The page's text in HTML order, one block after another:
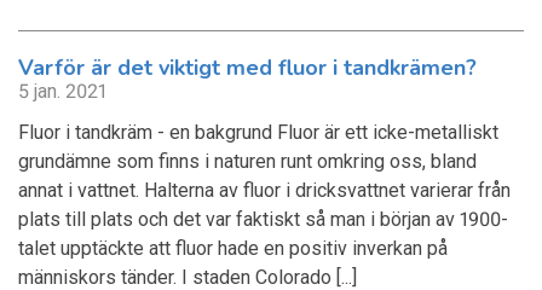
Varför är det viktigt med fluor i tandkrämen?
5 jan. 2021
Fluor i tandkräm - en bakgrund Fluor är ett icke-metalliskt
grundämne som finns i naturen runt omkring oss, bland
annat i vattnet. Halterna av fluor i dricksvattnet varierar från
plats till plats och det var faktiskt så man i början av 1900-
talet upptäckte att fluor hade en positiv inverkan på
människors tänder. I staden Colorado [...]